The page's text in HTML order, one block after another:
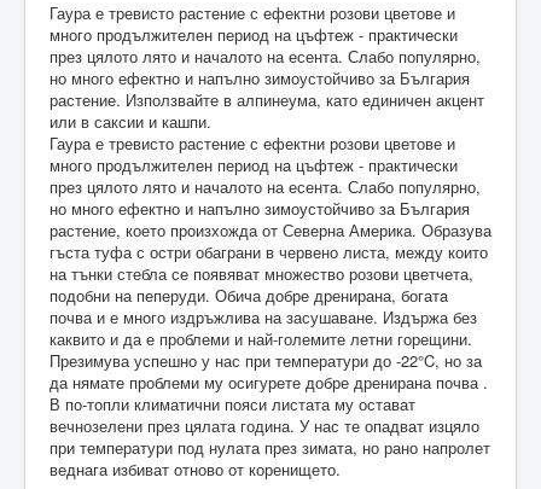
Гаура е тревисто растение с ефектни розови цветове и
много продължителен период на цъфтеж - практически
през цялото лято и началото на есента. Слабо популярно,
но много ефектно и напълно зимоустойчиво за България
растение. Използвайте в алпинеума, като единичен акцент
или в саксии и кашпи.
Гаура е тревисто растение с ефектни розови цветове и
много продължителен период на цъфтеж - практически
през цялото лято и началото на есента. Слабо популярно,
но много ефектно и напълно зимоустойчиво за България
растение, което произхожда от Северна Америка. Образува
гъста туфа с остри обаграни в червено листа, между които
на тънки стебла се появяват множество розови цветчета,
подобни на пеперуди. Обича добре дренирана, богатa
почва и е много издръжлива на засушаване. Издържа без
каквито и да е проблеми и най-големите летни горещини.
Презимува успешно у нас при температури до -22°C, но за
да нямате проблеми му осигурете добре дренирана почва .
В по-топли климатични пояси листата му остават
вечнозелени през цялата година. У нас те опадват изцяло
при температури под нулата през зимата, но рано напролет
веднага избиват отново от коренището.